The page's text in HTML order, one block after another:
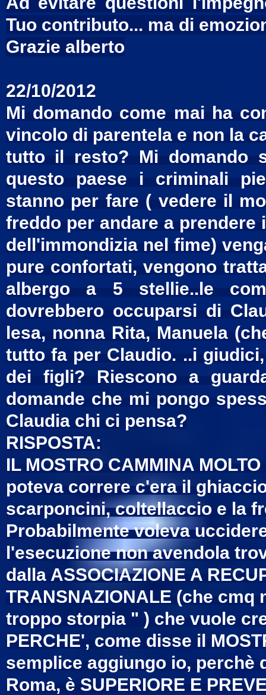
Tuo contributo... ma di
Grazie alberto
22/10/2012
Mi domando come mai ha
vincolo di parentela e non la
tutto il resto? Mi domando
questo paese i criminali
stanno per fare ( vedere il
freddo per andare a
dell'immondizia nel fime)
pure confortati, vengono
albergo a 5 stellie..le
dovrebbero occuparsi di
lesa, nonna Rita, Manuela
tutto fa per Claudio. ..i
dei figli? Riescono a
domande che mi pongo
Claudia chi ci pensa?
RISPOSTA:
IL MOSTRO CAMMINA
poteva correre c'era il
scarponcini, coltellaccio e la
Probabilmente voleva
l'esecuzione non avendola
dalla ASSOCIAZIONE A
TRANSNAZIONALE (che
troppo storpia " ) che vuole
PERCHE', come disse il
semplice aggiungo io, perchè
Roma, è SUPERIORE E